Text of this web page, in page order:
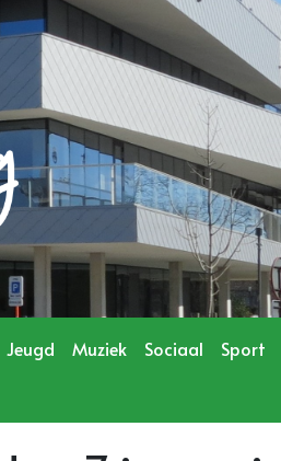
Jeugd Muziek Sociaal Sport